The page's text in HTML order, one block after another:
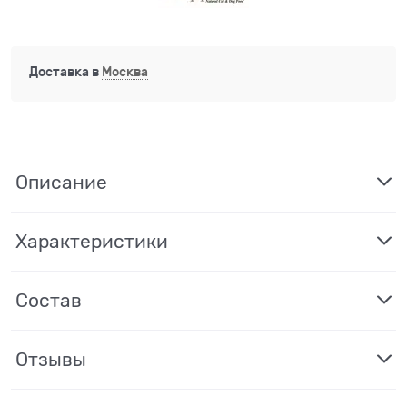
Доставка в Москва
Описание
Характеристики
Состав
Отзывы